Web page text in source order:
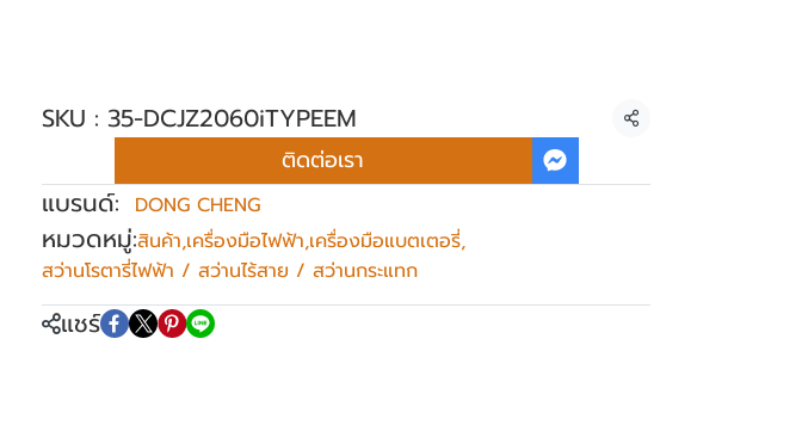
SKU : 35-DCJZ2060iTYPEEM
แชร์
ติดต่อเรา
แบรนด์: DONG CHENG
หมวดหมู่:สินค้า,เครื่องมือไฟฟ้า,เครื่องมือแบตเตอรี่,
สว่านโรตารี่ไฟฟ้า / สว่านไร้สาย / สว่านกระแทก
แชร์